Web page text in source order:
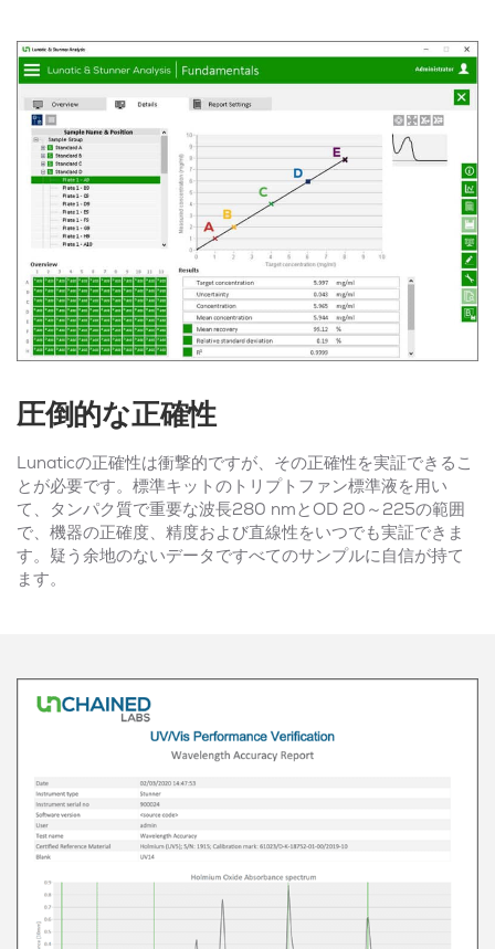
圧倒的な正確性
Lunaticの正確性は衝撃的ですが、その正確性を実証できるこ
とが必要です。標準キットのトリプトファン標準液を用い
て、タンパク質で重要な波長280 nmとOD 20～225の範囲
で、機器の正確度、精度および直線性をいつでも実証できま
す。疑う余地のないデータですべてのサンプルに自信が持て
ます。